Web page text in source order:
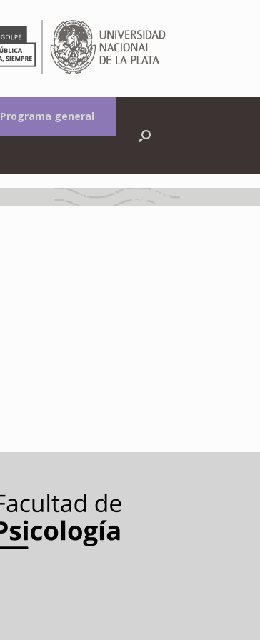
Programa general